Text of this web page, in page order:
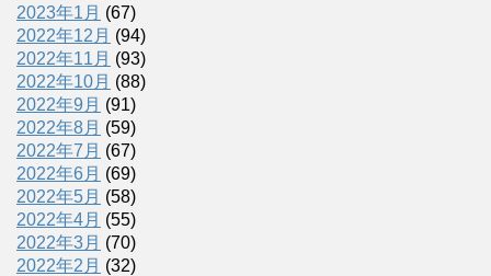
2023年1月 (67)
2022年12月 (94)
2022年11月 (93)
2022年10月 (88)
2022年9月 (91)
2022年8月 (59)
2022年7月 (67)
2022年6月 (69)
2022年5月 (58)
2022年4月 (55)
2022年3月 (70)
2022年2月 (32)